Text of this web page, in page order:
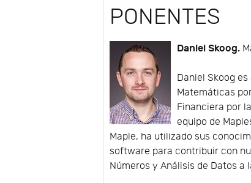
PONENTES
Daniel Skoog.
Daniel Skoog
Matemáticas
Financiera por
equipo de
Maple, ha utilizado sus
software para contribuir con
Números y Análisis de Datos a